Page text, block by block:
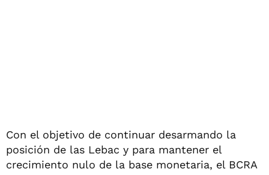
Con el objetivo de continuar desarmando la
posición de las Lebac y para mantener el
crecimiento nulo de la base monetaria, el BCRA